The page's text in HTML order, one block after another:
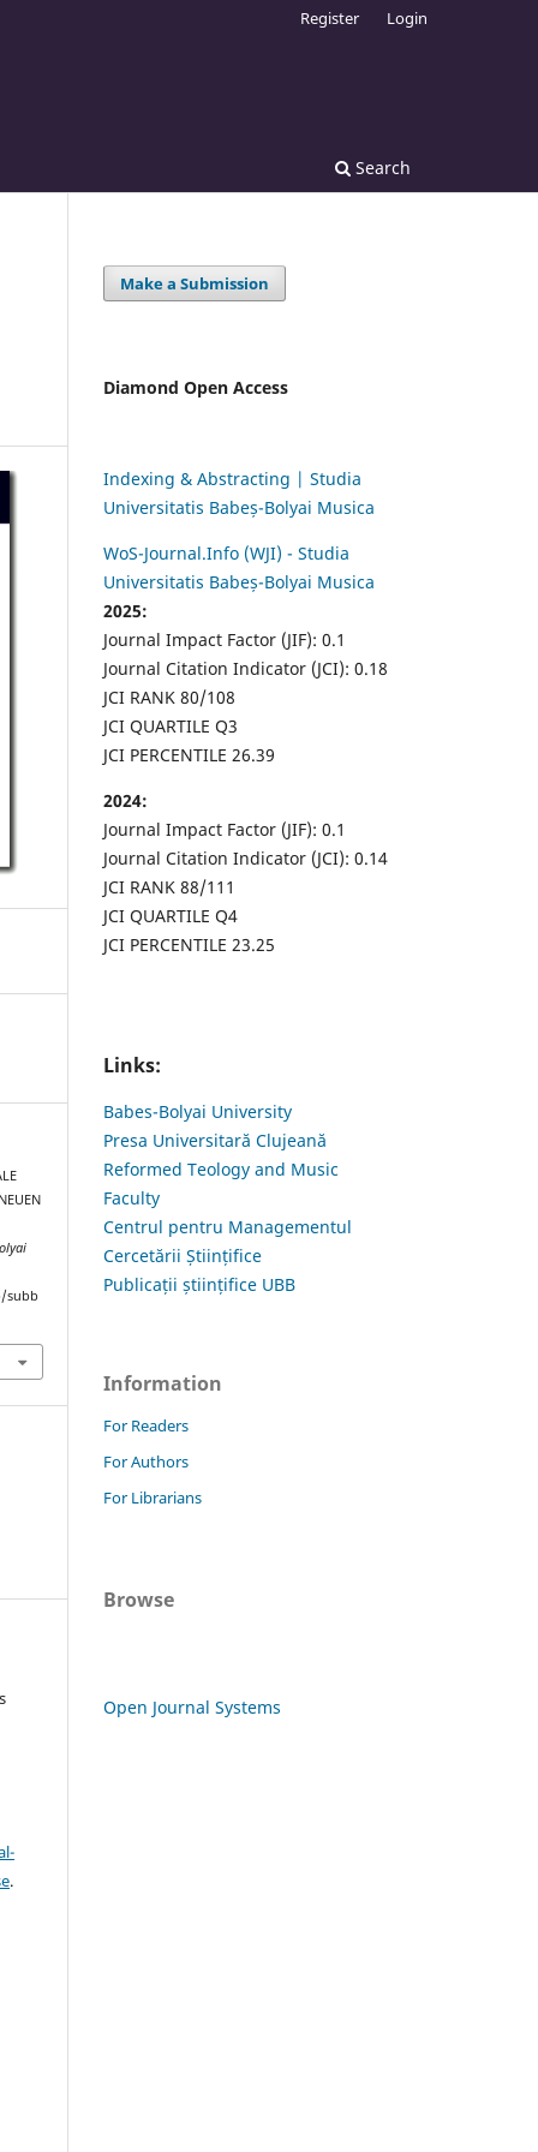
Search
Register Login
subb
.
Make a Submission
Diamond Open Access
Indexing & Abstracting | Studia
Universitatis Babeș-Bolyai Musica
WoS-Journal.Info (WJI) - Studia
Universitatis Babeș-Bolyai Musica
2025:
Journal Impact Factor (JIF): 0.1
Journal Citation Indicator (JCI): 0.18
JCI RANK 80/108
JCI QUARTILE Q3
JCI PERCENTILE 26.39
2024:
Journal Impact Factor (JIF): 0.1
Journal Citation Indicator (JCI): 0.14
JCI RANK 88/111
JCI QUARTILE Q4
JCI PERCENTILE 23.25
Links:
Babes-Bolyai University
Presa Universitară Clujeană
Reformed Teology and Music
Faculty
Centrul pentru Managementul
Cercetării Științifice
Publicații științifice UBB
Information
For Readers
For Authors
For Librarians
Browse
Open Journal Systems